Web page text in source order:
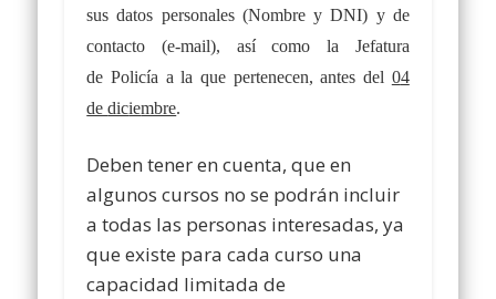
sus datos personales (Nombre y DNI) y de
contacto (e-mail), así como la Jefatura
de Policía a la que pertenecen,antes del 04
dediciembre.
Deben tener en cuenta, que en
algunos cursos no se podrán incluir
a todas las personas interesadas, ya
que existe para cada curso una
capacidad limitada de